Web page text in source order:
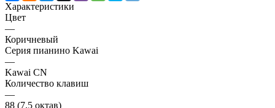
Характеристики
Цвет
—
Коричневый
Серия пианино Kawai
—
Kawai CN
Количество клавиш
—
88 (7.5 октав)